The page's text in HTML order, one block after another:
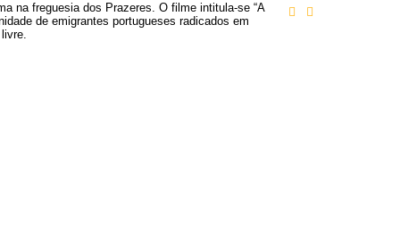
na freguesia dos Prazeres. O filme intitula-se “A
de emigrantes portugueses radicados em